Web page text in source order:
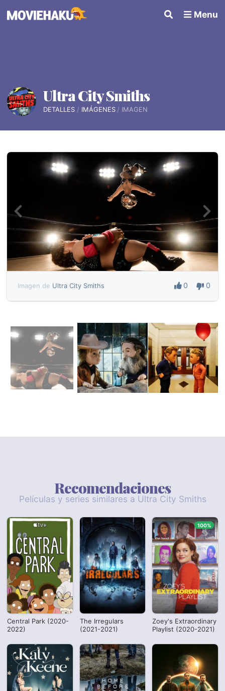
Menu
Ultra City Smiths
DETALLES IMÁGENES IMAGEN
Imagen de Ultra City Smiths 0 0
Recomendaciones
Películas y series similares a Ultra City Smiths
Central Park (2020-
2022)
The Irregulars
(2021-2021)
Zoey's Extraordinary
Playlist (2020-2021)
100%